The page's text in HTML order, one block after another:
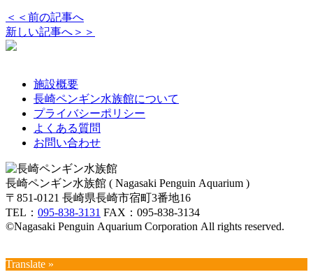
＜＜前の記事へ
新しい記事へ＞＞
施設概要
長崎ペンギン水族館について
プライバシーポリシー
よくある質問
お問い合わせ
長崎ペンギン水族館 ( Nagasaki Penguin Aquarium )
〒851-0121 長崎県長崎市宿町3番地16
TEL： 095-838-3131 FAX：095-838-3134
©Nagasaki Penguin Aquarium Corporation All rights reserved.
Translate »